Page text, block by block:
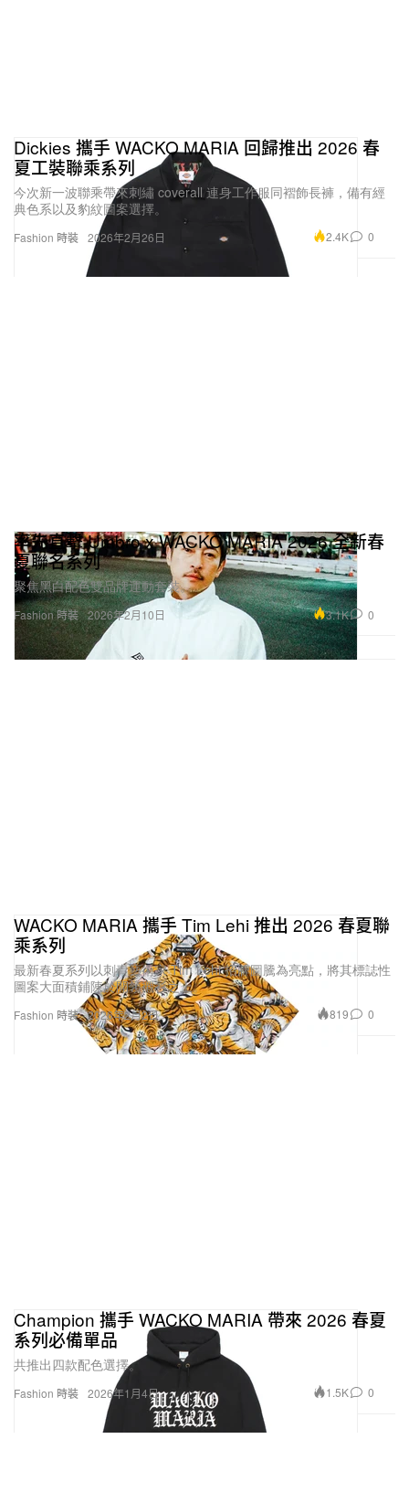
Fashion 時裝
Dickies 攜手 WACKO MARIA 回歸推出 2026 春
夏工裝聯乘系列
今次新一波聯乘帶來刺繡 coverall 連身工作服同褶飾長褲，備有經
典色系以及豹紋圖案選擇。
2026年2月26日 2.4K 0
Fashion 時裝
率先直擊 Umbro x WACKO MARIA 2026 全新春
夏聯名系列
聚焦黑白配色雙品牌運動套裝。
2026年2月10日 3.1K 0
Fashion 時裝
WACKO MARIA 攜手 Tim Lehi 推出 2026 春夏聯
乘系列
最新春夏系列以刺青藝術家 Tim Lehi 招牌圖騰為亮點，將其標誌性
圖案大面積鋪陳於開領襯衫之上。
2026年2月2日 819 0
Fashion 時裝
Champion 攜手 WACKO MARIA 帶來 2026 春夏
系列必備單品
共推出四款配色選擇。
2026年1月4日 1.5K 0